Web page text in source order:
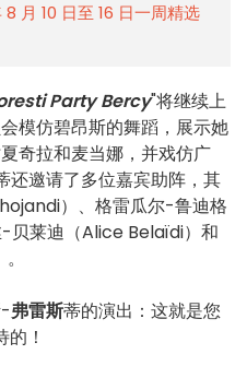
月 10 日至 16 日一周精选
Party Bercy"将继续上
模仿碧昂斯的舞蹈，展示她
奇拉和麦当娜，并戏仿广
还邀请了多位嘉宾助阵，其
）、格雷瓜尔-鲁迪格
贝莱迪（Alice Belaïdi）和
弗雷斯蒂的演出：这就是您
！